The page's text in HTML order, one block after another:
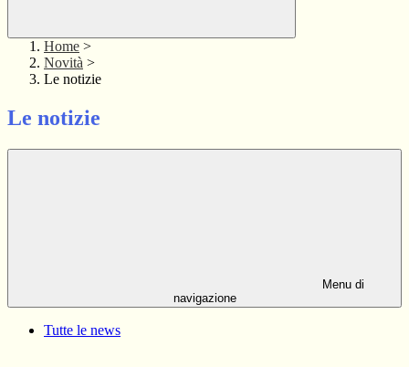
Home >
Novità >
Le notizie
Le notizie
Menu di
navigazione
Tutte le news